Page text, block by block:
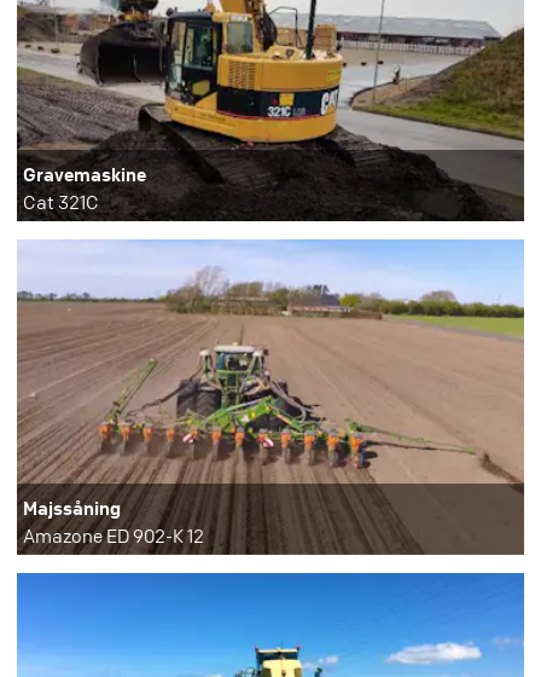
Gravemaskine
Cat 321C
Majssåning
Amazone ED 902-K 12